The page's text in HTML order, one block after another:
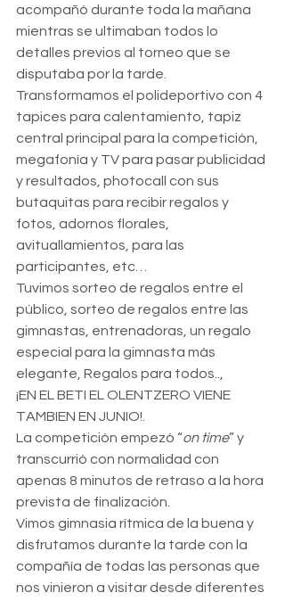
acompañó durante toda la mañana
mientras se ultimaban todos lo
detalles previos al torneo que se
disputaba por la tarde.
Transformamos el polideportivo con 4
tapices para calentamiento, tapiz
central principal para la competición,
megafonía y TV para pasar publicidad
y resultados, photocall con sus
butaquitas para recibir regalos y
fotos, adornos florales,
avituallamientos, para las
participantes, etc…
Tuvimos sorteo de regalos entre el
público, sorteo de regalos entre las
gimnastas, entrenadoras, un regalo
especial para la gimnasta más
elegante, Regalos para todos..,
¡EN EL BETI EL OLENTZERO VIENE
TAMBIEN EN JUNIO!.
La competición empezó “on time” y
transcurrió con normalidad con
apenas 8 minutos de retraso a la hora
prevista de finalización.
Vimos gimnasia rítmica de la buena y
disfrutamos durante la tarde con la
compañía de todas las personas que
nos vinieron a visitar desde diferentes